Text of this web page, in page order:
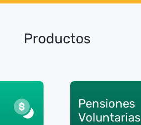
Productos
Pensiones
Voluntarias